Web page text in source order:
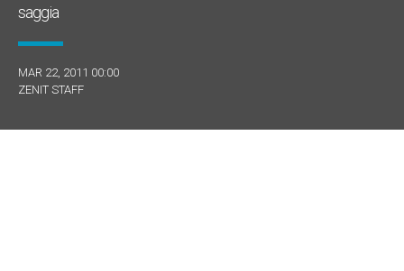
saggia
MAR 22, 2011 00:00
ZENIT STAFF